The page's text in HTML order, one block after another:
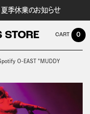
季休業のお知らせ
STORE 0
O-EAST "MUDDY